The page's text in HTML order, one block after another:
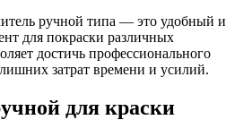
ручной типа — это удобный и
для покраски различных
достичь профессионального
затрат времени и усилий.
для краски